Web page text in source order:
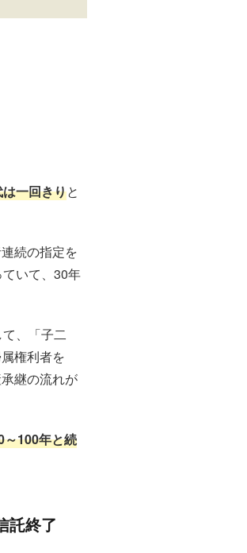
一回きりと
続の指定を
いて、30年
、「子二
権利者を
継の流れが
～100年と続
託終了